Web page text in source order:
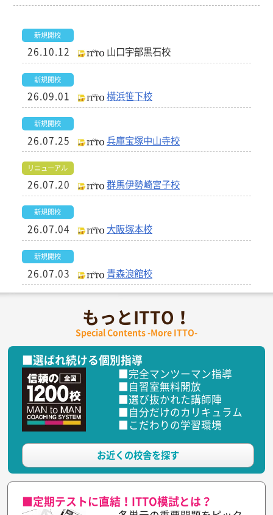
新規開校
26.10.12 山口宇部黒石校
新規開校
26.09.01 横浜笹下校
新規開校
26.07.25 兵庫宝塚中山寺校
リニューアル
26.07.20 群馬伊勢崎宮子校
新規開校
26.07.04 大阪塚本校
新規開校
26.07.03 青森浪館校
宮城仙台沖野校
新規開校
26.06.06 鹿児島霧島隼人校
新規開校
26.06.01 奈良桜井校
リニューアル
住道校
26.06.01 群馬玉村校
もっとITTO！
Special Contents -More ITTO-
■選ばれ続ける個別指導
■完全マンツーマン指導
■自習室無料開放
■選び抜かれた講師陣
■自分だけのカリキュラム
■こだわりの学習環境
お近くの校舎を探す
■定期テストに直結！ITTO模試とは？